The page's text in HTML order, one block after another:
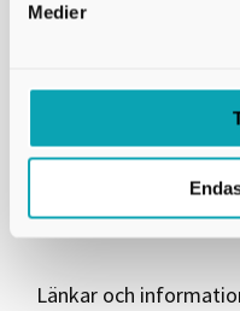
Medier
Skaraborgs Kommunalförbund
Gymnasieantagningen
Länkar och